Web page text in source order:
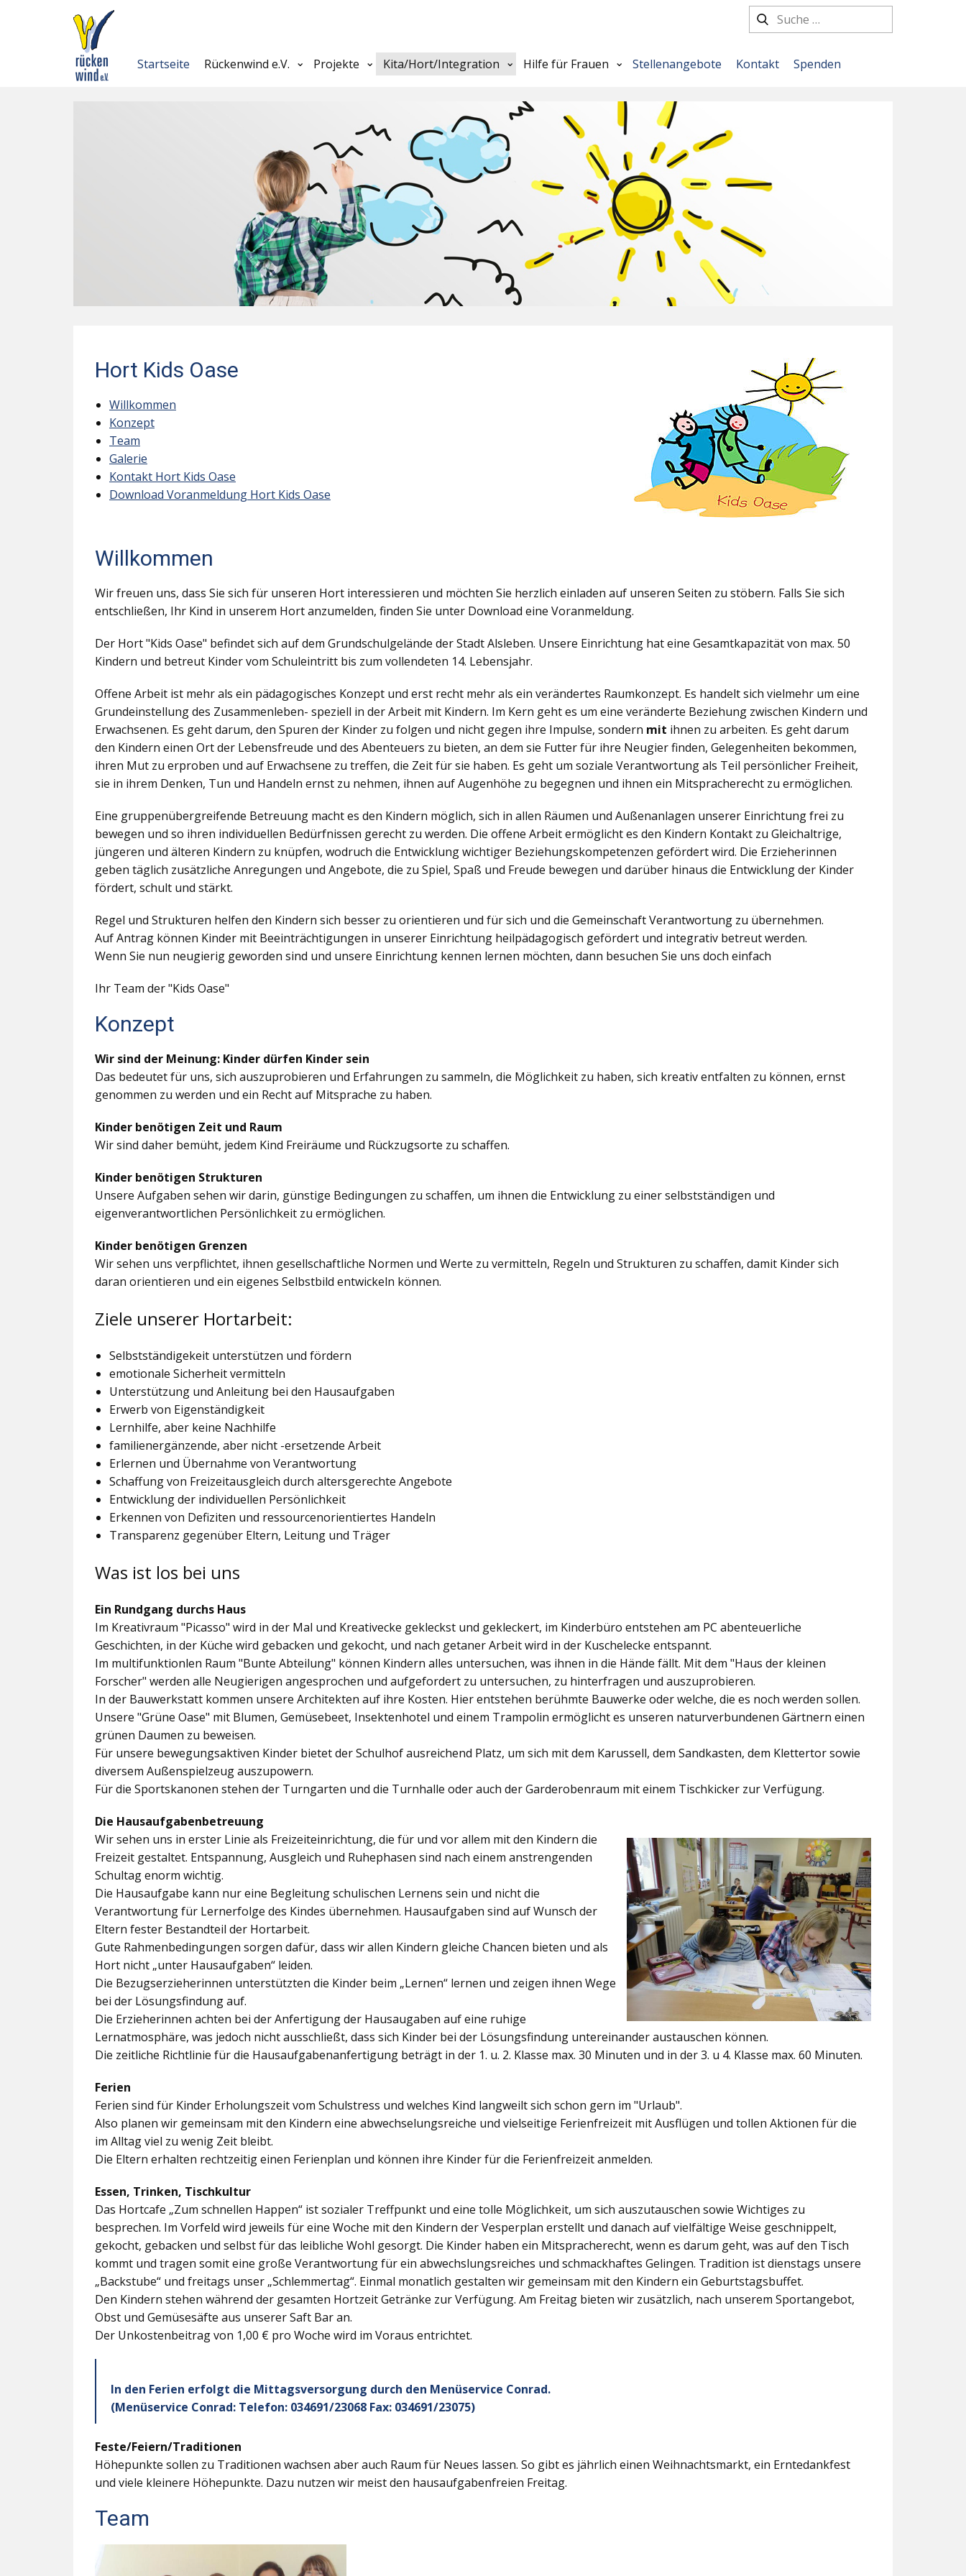
Startseite Rückenwind e.V. Projekte Kita/Hort/Integration Hilfe für Frauen Stellenangebote Kontakt Spenden
Hort Kids Oase
Willkommen
Konzept
Team
Galerie
Kontakt Hort Kids Oase
Download Voranmeldung Hort Kids Oase
Willkommen
Wir freuen uns, dass Sie sich für unseren Hort interessieren und möchten Sie herzlich einladen auf unseren Seiten zu stöbern. Falls Sie sich
entschließen, Ihr Kind in unserem Hort anzumelden, finden Sie unter Download eine Voranmeldung.
Der Hort "Kids Oase" befindet sich auf dem Grundschulgelände der Stadt Alsleben. Unsere Einrichtung hat eine Gesamtkapazität von max. 50
Kindern und betreut Kinder vom Schuleintritt bis zum vollendeten 14. Lebensjahr.
Offene Arbeit ist mehr als ein pädagogisches Konzept und erst recht mehr als ein verändertes Raumkonzept. Es handelt sich vielmehr um eine
Grundeinstellung des Zusammenleben- speziell in der Arbeit mit Kindern. Im Kern geht es um eine veränderte Beziehung zwischen Kindern und
Erwachsenen. Es geht darum, den Spuren der Kinder zu folgen und nicht gegen ihre Impulse, sondern mit ihnen zu arbeiten. Es geht darum
den Kindern einen Ort der Lebensfreude und des Abenteuers zu bieten, an dem sie Futter für ihre Neugier finden, Gelegenheiten bekommen,
ihren Mut zu erproben und auf Erwachsene zu treffen, die Zeit für sie haben. Es geht um soziale Verantwortung als Teil persönlicher Freiheit,
sie in ihrem Denken, Tun und Handeln ernst zu nehmen, ihnen auf Augenhöhe zu begegnen und ihnen ein Mitspracherecht zu ermöglichen.
Eine gruppenübergreifende Betreuung macht es den Kindern möglich, sich in allen Räumen und Außenanlagen unserer Einrichtung frei zu
bewegen und so ihren individuellen Bedürfnissen gerecht zu werden. Die offene Arbeit ermöglicht es den Kindern Kontakt zu Gleichaltrige,
jüngeren und älteren Kindern zu knüpfen, wodruch die Entwicklung wichtiger Beziehungskompetenzen gefördert wird. Die Erzieherinnen
geben täglich zusätzliche Anregungen und Angebote, die zu Spiel, Spaß und Freude bewegen und darüber hinaus die Entwicklung der Kinder
fördert, schult und stärkt.
Regel und Strukturen helfen den Kindern sich besser zu orientieren und für sich und die Gemeinschaft Verantwortung zu übernehmen.
Auf Antrag können Kinder mit Beeinträchtigungen in unserer Einrichtung heilpädagogisch gefördert und integrativ betreut werden.
Wenn Sie nun neugierig geworden sind und unsere Einrichtung kennen lernen möchten, dann besuchen Sie uns doch einfach
Ihr Team der "Kids Oase"
Konzept
Wir sind der Meinung: Kinder dürfen Kinder sein
Das bedeutet für uns, sich auszuprobieren und Erfahrungen zu sammeln, die Möglichkeit zu haben, sich kreativ entfalten zu können, ernst
genommen zu werden und ein Recht auf Mitsprache zu haben.
Kinder benötigen Zeit und Raum
Wir sind daher bemüht, jedem Kind Freiräume und Rückzugsorte zu schaffen.
Kinder benötigen Strukturen
Unsere Aufgaben sehen wir darin, günstige Bedingungen zu schaffen, um ihnen die Entwicklung zu einer selbstständigen und
eigenverantwortlichen Persönlichkeit zu ermöglichen.
Kinder benötigen Grenzen
Wir sehen uns verpflichtet, ihnen gesellschaftliche Normen und Werte zu vermitteln, Regeln und Strukturen zu schaffen, damit Kinder sich
daran orientieren und ein eigenes Selbstbild entwickeln können.
Ziele unserer Hortarbeit:
Selbstständigekeit unterstützen und fördern
emotionale Sicherheit vermitteln
Unterstützung und Anleitung bei den Hausaufgaben
Erwerb von Eigenständigkeit
Lernhilfe, aber keine Nachhilfe
familienergänzende, aber nicht -ersetzende Arbeit
Erlernen und Übernahme von Verantwortung
Schaffung von Freizeitausgleich durch altersgerechte Angebote
Entwicklung der individuellen Persönlichkeit
Erkennen von Defiziten und ressourcenorientiertes Handeln
Transparenz gegenüber Eltern, Leitung und Träger
Was ist los bei uns
Ein Rundgang durchs Haus
Im Kreativraum "Picasso" wird in der Mal und Kreativecke gekleckst und gekleckert, im Kinderbüro entstehen am PC abenteuerliche
Geschichten, in der Küche wird gebacken und gekocht, und nach getaner Arbeit wird in der Kuschelecke entspannt.
Im multifunktionlen Raum "Bunte Abteilung" können Kindern alles untersuchen, was ihnen in die Hände fällt. Mit dem "Haus der kleinen
Forscher" werden alle Neugierigen angesprochen und aufgefordert zu untersuchen, zu hinterfragen und auszuprobieren.
In der Bauwerkstatt kommen unsere Architekten auf ihre Kosten. Hier entstehen berühmte Bauwerke oder welche, die es noch werden sollen.
Unsere "Grüne Oase" mit Blumen, Gemüsebeet, Insektenhotel und einem Trampolin ermöglicht es unseren naturverbundenen Gärtnern einen
grünen Daumen zu beweisen.
Für unsere bewegungsaktiven Kinder bietet derSchulhofausreichend Platz, um sich mit dem Karussell, dem Sandkasten, dem Klettertor sowie
diversem Außenspielzeug auszupowern.
Für die Sportskanonen stehen der Turngarten und die Turnhalle oder auch derGarderobenraum mit einem Tischkicker zur Verfügung.
Die Hausaufgabenbetreuung
Wir sehen uns in erster Linie als Freizeiteinrichtung, die für und vor allem mit den Kindern die
Freizeit gestaltet. Entspannung, Ausgleich und Ruhephasen sind nach einem anstrengenden
Schultag enorm wichtig.
Die Hausaufgabe kann nur eine Begleitung schulischen Lernens sein und nicht die
Verantwortung für Lernerfolge des Kindes übernehmen. Hausaufgaben sind auf Wunsch der
Eltern fester Bestandteil der Hortarbeit.
Gute Rahmenbedingungen sorgen dafür, dass wir allen Kindern gleiche Chancen bieten und als
Hort nicht „unter Hausaufgaben“ leiden.
Die Bezugserzieherinnen unterstützten die Kinder beim „Lernen“ lernen und zeigen ihnen Wege
bei der Lösungsfindung auf.
Die Erzieherinnen achten bei der Anfertigung der Hausaugaben auf eine ruhige
Lernatmosphäre, was jedoch nicht ausschließt, dass sich Kinder bei der Lösungsfindung untereinander austauschen können.
Die zeitliche Richtlinie für die Hausaufgabenanfertigung beträgt in der 1. u. 2. Klasse max. 30 Minuten und in der 3. u 4. Klasse max. 60 Minuten.
Ferien
Ferien sind für Kinder Erholungszeit vom Schulstress und welches Kind langweilt sich schon gern im "Urlaub".
Also planen wir gemeinsam mit den Kindern eine abwechselungsreiche und vielseitige Ferienfreizeit mit Ausflügen und tollen Aktionen für die
im Alltag viel zu wenig Zeit bleibt.
Die Eltern erhalten rechtzeitig einen Ferienplan und können ihre Kinder für die Ferienfreizeit anmelden.
Essen, Trinken, Tischkultur
Das Hortcafe „Zum schnellen Happen“ ist sozialer Treffpunkt und eine tolle Möglichkeit, um sich auszutauschen sowie Wichtiges zu
besprechen. Im Vorfeld wird jeweils für eine Woche mit den Kindern der Vesperplan erstellt und danach auf vielfältige Weise geschnippelt,
gekocht, gebacken und selbst für das leibliche Wohl gesorgt. Die Kinder haben ein Mitspracherecht, wenn es darum geht, was auf den Tisch
kommt und tragen somit eine große Verantwortung für ein abwechslungsreiches und schmackhaftes Gelingen. Tradition ist dienstags unsere
„Backstube“ und freitags unser „Schlemmertag“. Einmal monatlich gestalten wir gemeinsam mit den Kindern ein Geburtstagsbuffet.
Den Kindern stehen während der gesamten Hortzeit Getränke zur Verfügung. Am Freitag bieten wir zusätzlich, nach unserem Sportangebot,
Obst und Gemüsesäfte aus unserer Saft Bar an.
Der Unkostenbeitrag von 1,00 € pro Woche wird im Voraus entrichtet.
In den Ferien erfolgt die Mittagsversorgung durch den Menüservice Conrad.
(Menüservice Conrad: Telefon: 034691/23068 Fax: 034691/23075)
Feste/Feiern/Traditionen
Höhepunkte sollen zu Traditionen wachsen aber auch Raum für Neues lassen. So gibt es jährlich einen Weihnachtsmarkt, ein Erntedankfest
und viele kleinere Höhepunkte. Dazu nutzen wir meist den hausaufgabenfreien Freitag.
Team